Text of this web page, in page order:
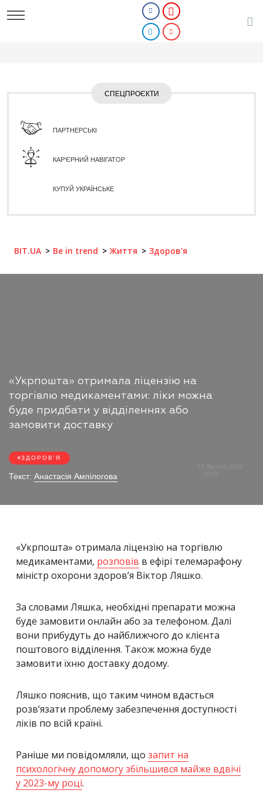
СПЕЦПРОЄКТИ
ПАРТНЕРСЬКІ
КАР'ЄРНИЙ НАВІГАТОР
КУПУЙ УКРАЇНСЬКЕ
BIT.UA Be in trend Життя Здоров'я
«Укрпошта» отримала ліцензію на
торгівлю медикаментами: ліки можна
буде придбати у відділеннях або
замовити доставку
ЗДОРОВ'Я
Текст: Анастасія Ампілогова
13 Лютого 2024
«Укрпошта» отримала ліцензію на торгівлю
медикаментами, розповів в ефірі телемарафону
міністр охорони здоров’я Віктор Ляшко.
За словами Ляшка, необхідні препарати можна
буде замовити онлайн або за телефоном. Далі
вони прибудуть до найближчого до клієнта
поштового відділення. Також можна буде
замовити їхню доставку додому.
Ляшко пояснив, що таким чином вдасться
розвʼязати проблему забезпечення доступності
ліків по всій країні.
Раніше ми повідомляли, що запит на
психологічну допомогу збільшився майже вдвічі
у 2023-му році.